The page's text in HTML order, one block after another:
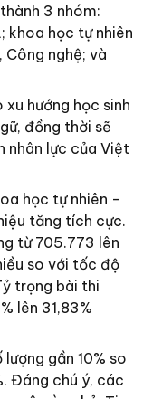
3 nhóm:
khoa học tự nhiên
Công nghệ; và
xu hướng học sinh
đồng thời sẽ
nhân lực của Việt
học tự nhiên -
tăng tích cực.
từ 705.773 lên
so với tốc độ
trọng bài thi
lên 31,83%
gần 10% so
Đáng chú ý, các